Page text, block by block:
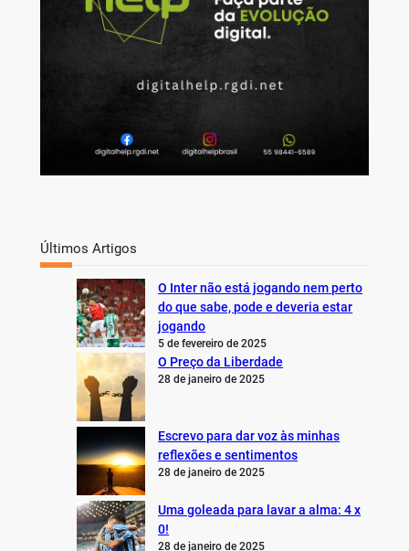
Últimos Artigos
O Inter não está jogando nem perto
do que sabe, pode e deveria estar
jogando
5 de fevereiro de 2025
O Preço da Liberdade
28 de janeiro de 2025
Escrevo para dar voz às minhas
reflexões e sentimentos
28 de janeiro de 2025
Uma goleada para lavar a alma: 4 x
0!
28 de janeiro de 2025